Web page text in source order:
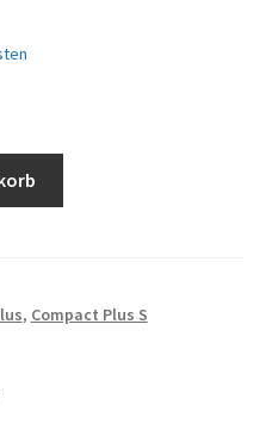
, Compact Plus S